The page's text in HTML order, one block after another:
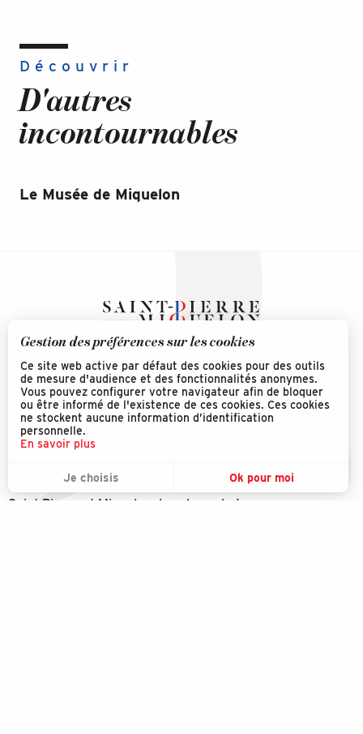
Voir les favorisRecherche
Découvrir
D'autres
incontournables
Le Musée de Miquelon
Téléchargez l'application SPM Exception
Saint Pierre et Miquelon dans la poche!
Gestion des préférences sur les cookies
Ce site web active par défaut des cookies pour des outils
de mesure d'audience et des fonctionnalités anonymes.
Vous pouvez configurer votre navigateur afin de bloquer
ou être informé de l'existence de ces cookies. Ces cookies
ne stockent aucune information d’identification
personnelle.
En savoir plus
Je choisis Ok pour moi